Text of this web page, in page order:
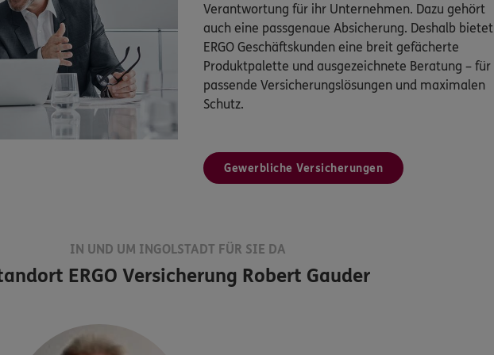
Verantwortung für ihr Unternehmen. Dazu gehört
auch eine passgenaue Absicherung. Deshalb bietet
ERGO Geschäftskunden eine breit gefächerte
Produktpalette und ausgezeichnete Beratung – für
passende Versicherungslösungen und maximalen
Schutz.
Gewerbliche Versicherungen
IN UND UM INGOLSTADT FÜR SIE DA
ERGO Versicherung Robert Gauder